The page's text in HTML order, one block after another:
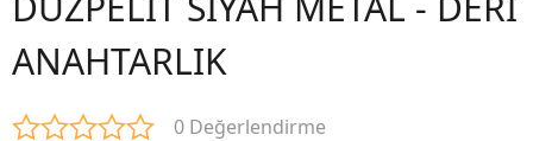
ANAHTARLIK
0 Değerlendirme